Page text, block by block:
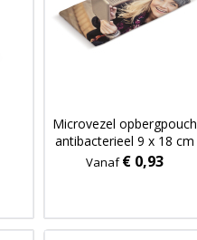
Microvezel opbergpouch
antibacterieel 9 x 18 cm
Vanaf€ 0,93